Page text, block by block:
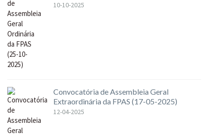
10-10-2025
Convocatória de Assembleia Geral
Extraordinária da FPAS (17-05-2025)
12-04-2025